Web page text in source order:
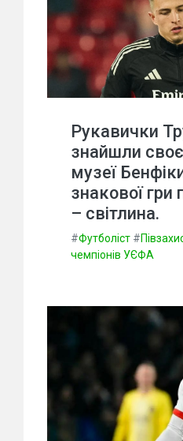
Рукавички
знайшли
музеї
знакової гри
– світлина.
#Футболіст #
чемпіонів УЄФА